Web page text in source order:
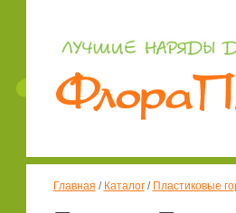
Главная / Каталог/ Пластиковые